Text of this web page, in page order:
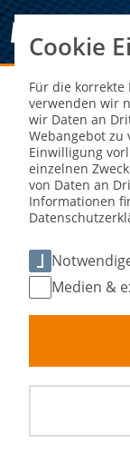
Sie sind hier:
Aitken
am
Auer
Jack Aitken
Cookie
Für die
verwenden wir
wir Daten an
Webangebot zu
Einwilligung
einzelnen
von Daten an
Informationen
Medien &